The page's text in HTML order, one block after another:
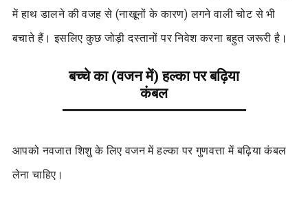
में हाथ डालने की वजह से (नाखूनों के कारण) लगने वाली चोट से भी
बचाते हैं। इसलिए कुछ जोड़ी दस्तानों पर निवेश करना बहुत जरूरी है।
बच्चे का (वजन में) हल्का पर बढ़िया
कंबल
आपको नवजात शिशु के लिए वजन में हल्का पर गुणवत्ता में बढ़िया कंबल
लेना चाहिए।